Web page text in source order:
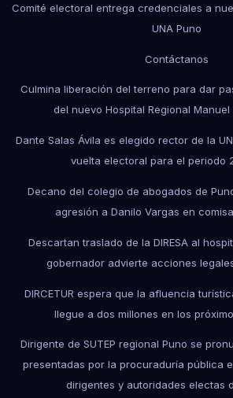
Comité electoral entrega credenciales a
UNA Puno
Contáctanos
Culmina liberación del terreno para dar
del nuevo Hospital Regional Manuel
Dante Salas Ávila es elegido rector de la
vuelta electoral para el periodo
Decano del colegio de abogados de
agresión a Danilo Vargas en
Descartan traslado de la DIRESA al
gobernador advierte acciones
DIRCETUR espera que la afluencia
llegue a dos millones en los
Dirigente de SUTEP regional Puno se
presentadas por la procuraduría pública
dirigentes y autoridades electas